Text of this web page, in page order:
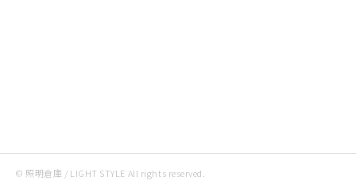
© 照明倉庫 / LIGHT STYLE All rights reserved.